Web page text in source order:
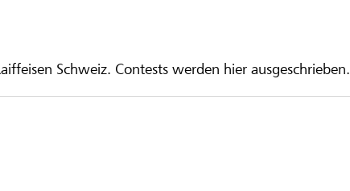
Schweiz. Contests werden hier ausgeschrieben.